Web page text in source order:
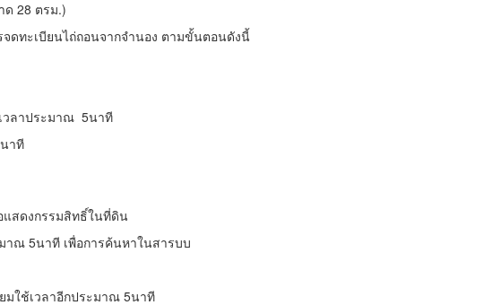
ด 28 ตรม.)
จดทะเบียนไถ่ถอนจากจำนอง ตามขั้นตอนดังนี้
วลาประมาณ 5นาที
นาที
สดงกรรมสิทธิ์ในที่ดิน
าณ 5นาที เพื่อการค้นหาในสารบบ
มใช้เวลาอีกประมาณ 5นาที